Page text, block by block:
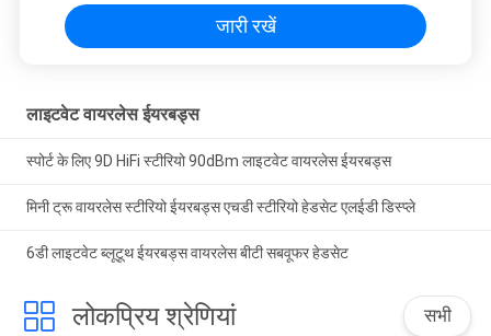
जारी रखें
लाइटवेट वायरलेस ईयरबड्स
स्पोर्ट के लिए 9D HiFi स्टीरियो 90dBm लाइटवेट वायरलेस ईयरबड्स
मिनी ट्रू वायरलेस स्टीरियो ईयरबड्स एचडी स्टीरियो हेडसेट एलईडी डिस्प्ले
6डी लाइटवेट ब्लूटूथ ईयरबड्स वायरलेस बीटी सबवूफर हेडसेट
लोकप्रिय श्रेणियां सभी